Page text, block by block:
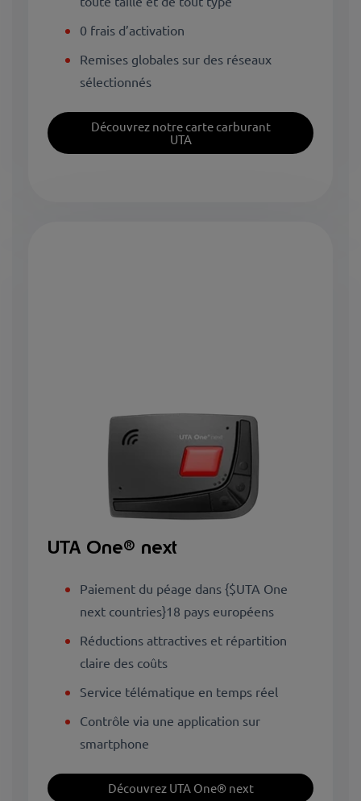
0 frais d’activation
Remises globales sur des réseaux
sélectionnés
Découvrez notre carte carburant
UTA
UTA One® next
Paiement du péage dans {$UTA One
next countries}18 pays européens
Réductions attractives et répartition
claire des coûts
Service télématique en temps réel
Contrôle via une application sur
smartphone
Découvrez UTA One® next